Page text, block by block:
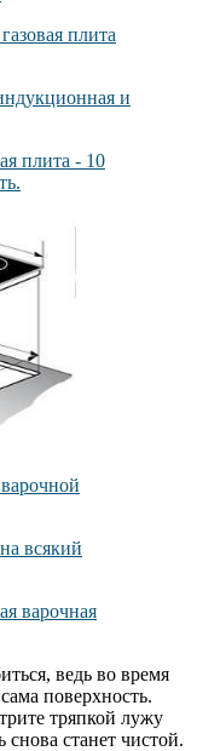
ведь во время
поверхность.
тряпкой лужу
снова станет чистой.